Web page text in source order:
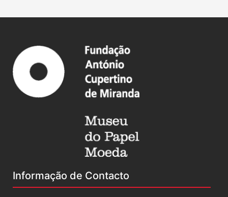
Informação de Contacto